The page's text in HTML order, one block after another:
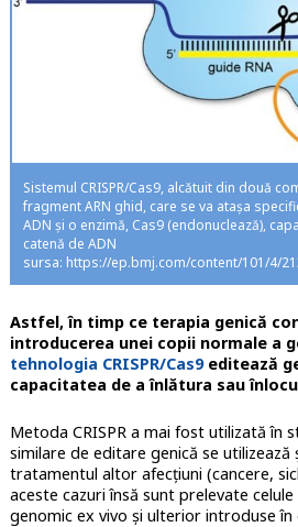
Sistemul CRISPR/Cas9, alcătuit din două
fragment ARN ghid, care se va atașa
ADN și o enzimă, Cas9 (endonuclează),
catenă de ADN
sursa: https://ep.bmj.com/content/101/4/
Astfel, în timp ce terapia genică
introducerea unei copii normale a
tehnologia CRISPR/Cas9 editează
capacitatea de a înlătura sau
Metoda CRISPR a mai fost utilizată în
similare de editare genică se utilizează
tratamentul altor afecțiuni (cancere,
aceste cazuri însă sunt prelevate
genomic ex vivo și ulterior introduse în